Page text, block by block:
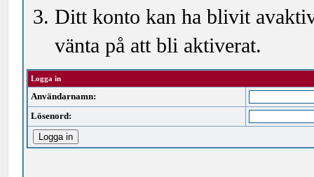
Ditt konto kan ha blivit
vänta på att bli aktiverat.
Logga in
Användarnamn:
Lösenord: